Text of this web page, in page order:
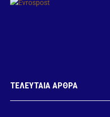
ΤΕΛΕΥΤΑΙΑ ΑΡΘΡΑ